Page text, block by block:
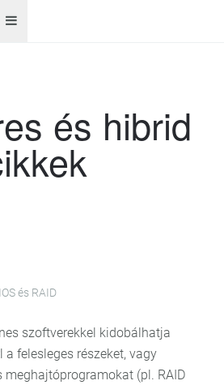
és hibrid
és RAID
szoftverekkel kidobálhatja
felesleges részeket, vagy
(pl. RAID